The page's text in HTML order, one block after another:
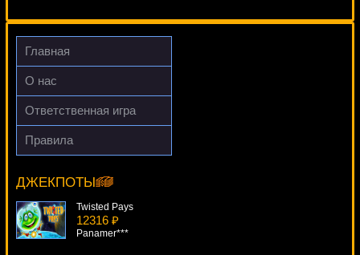
Loaded
1538 ₽
DenisVS***
Главная
О нас
Ответственная игра
Правила
ДЖЕКПОТЫ
Revolution
turen***
Twisted Pays
12316 ₽
Panamer***